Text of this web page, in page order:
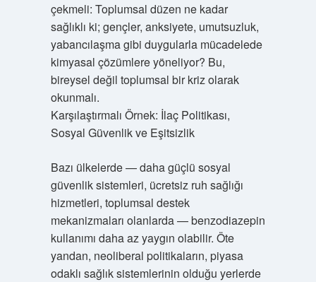
çekmeli: Toplumsal düzen ne kadar
sağlıklı ki; gençler, anksiyete, umutsuzluk,
yabancılaşma gibi duygularla mücadelede
kimyasal çözümlere yöneliyor? Bu,
bireysel değil toplumsal bir kriz olarak
okunmalı.
Karşılaştırmalı Örnek: İlaç Politikası,
Sosyal Güvenlik ve Eşitsizlik
Bazı ülkelerde — daha güçlü sosyal
güvenlik sistemleri, ücretsiz ruh sağlığı
hizmetleri, toplumsal destek
mekanizmaları olanlarda — benzodiazepin
kullanımı daha az yaygın olabilir. Öte
yandan, neoliberal politikaların, piyasa
odaklı sağlık sistemlerinin olduğu yerlerde